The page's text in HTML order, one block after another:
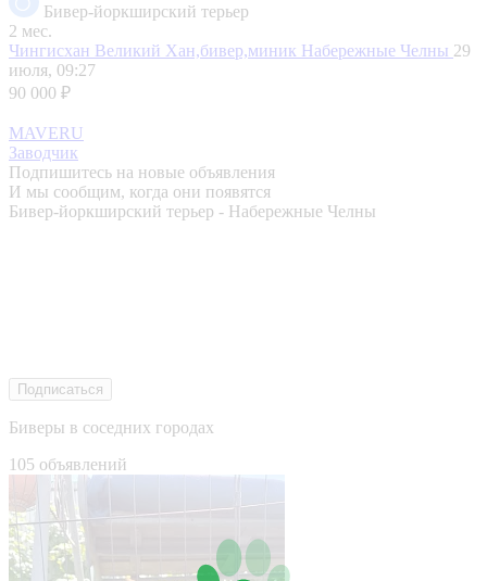
Бивер-йоркширский терьер
2 мес.
Чингисхан Великий Хан,бивер,миник Набережные Челны 29
июля, 09:27
90 000 ₽
MAVERU
Заводчик
Подпишитесь на новые объявления
И мы сообщим, когда они появятся
Бивер-йоркширский терьер - Набережные Челны
Подписаться
Биверы в соседних городах
105 объявлений